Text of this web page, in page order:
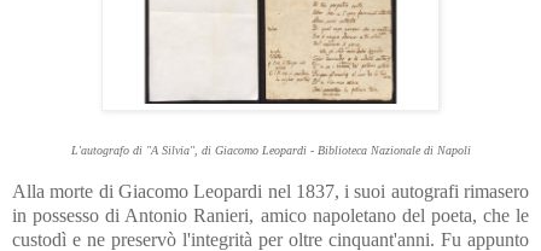
L'autografo di "A Silvia", di Giacomo Leopardi - Biblioteca Nazionale di Napoli
Alla morte di Giacomo Leopardi nel 1837, i suoi autografi rimasero
in possesso di Antonio Ranieri, amico napoletano del poeta, che le
custodì e ne preservò l'integrità per oltre cinquant'anni. Fu appunto